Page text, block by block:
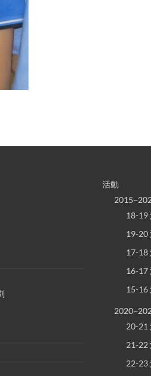
活動
18-19
19-20
17-18
16-17
15-16
20-21
21-22
22-23